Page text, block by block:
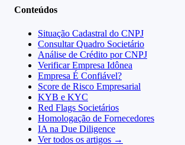
Conteúdos
Situação Cadastral do CNPJ
Consultar Quadro Societário
Análise de Crédito por CNPJ
Verificar Empresa Idônea
Empresa É Confiável?
Score de Risco Empresarial
KYB e KYC
Red Flags Societários
Homologação de Fornecedores
IA na Due Diligence
Ver todos os artigos →